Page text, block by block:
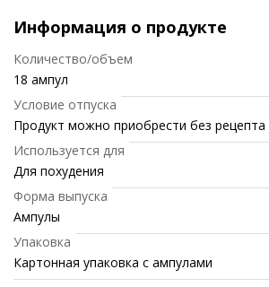
Информация о продукте
Количество/объем
18 ампул
Условие отпуска
Продукт можно приобрести без рецепта
Используется для
Для похудения
Форма выпуска
Ампулы
Упаковка
Картонная упаковка с ампулами